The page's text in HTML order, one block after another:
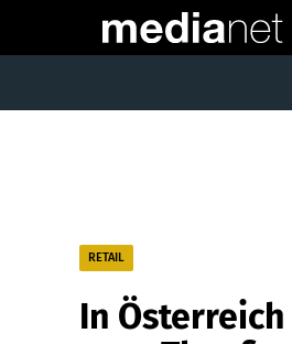
RETAIL
In